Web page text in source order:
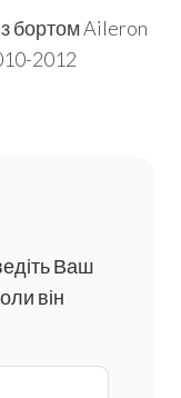
бортом Aileron
2012
Ваш
він